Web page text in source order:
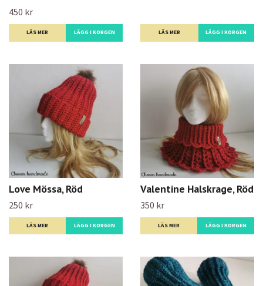
450 kr
LÄS MER LÄGG I KORGEN LÄS MER
Love Mössa, Röd
250 kr
LÄS MER LÄGG I KORGEN
Valentine Halskrage, Röd
350 kr
LÄS MER LÄGG I KORGEN